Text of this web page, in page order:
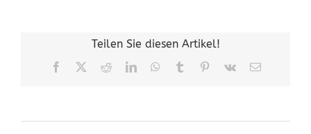
Teilen Sie diesen Artikel!
Facebook RedditLinkedInWhatsApp
Tumblr Pinterest
Vk
E-